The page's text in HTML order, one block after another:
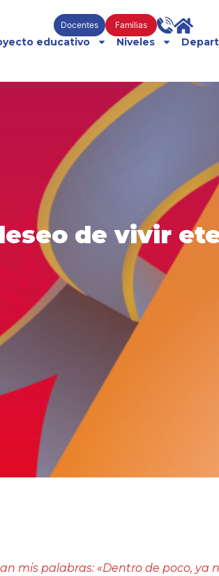
Docentes Familias
educativo Niveles
de vivir
mis palabras: «Dentro de poco, ya